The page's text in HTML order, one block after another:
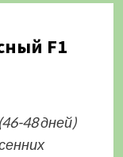
F1
48 дней)